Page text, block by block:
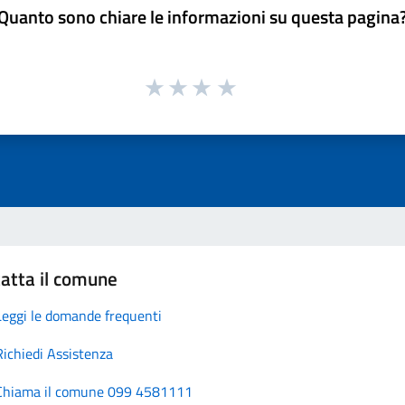
sono chiare le informazioni su questa
il comune
le domande frequenti
Assistenza
il comune 099 4581111